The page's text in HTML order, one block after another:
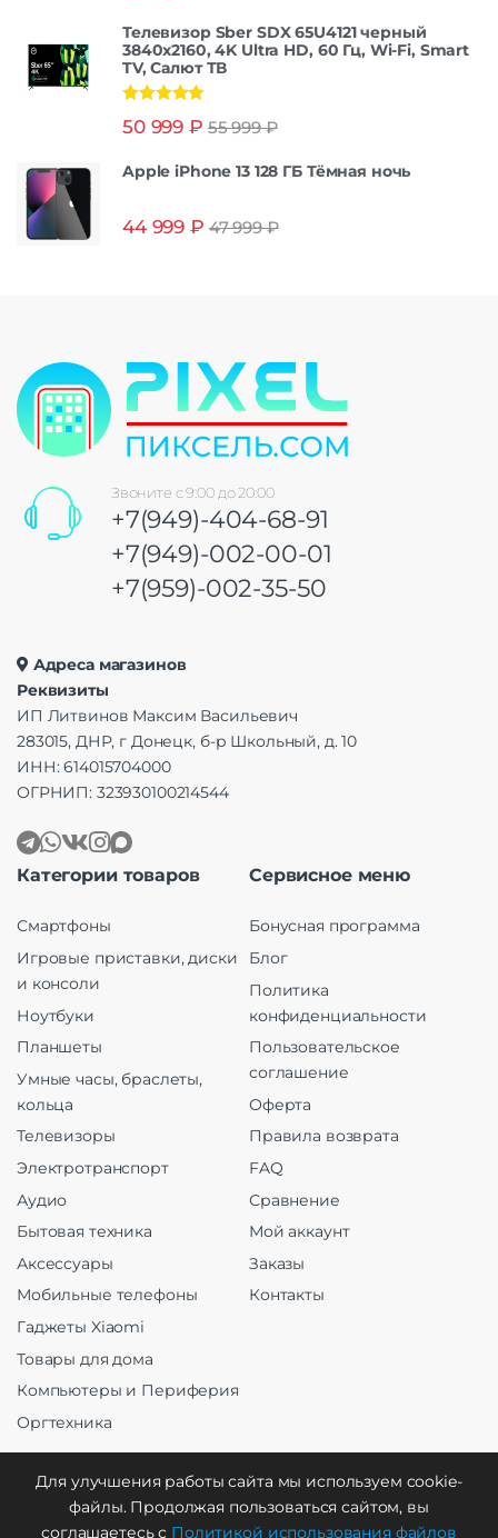
Телевизор Sber SDX 65U4121 черный
3840x2160, 4K Ultra HD, 60 Гц, Wi-Fi, Smart
TV, Салют ТВ
из 5
50 999 ₽ 55 999₽
Apple iPhone 13 128 ГБ Тёмная ночь
44 999 ₽ 47 999₽
Звоните с 9:00 до 20:00
+7(949)-404-68-91
+7(949)-002-00-01
+7(959)-002-35-50
Адреса магазинов
Реквизиты
ИП Литвинов Максим Васильевич
283015, ДНР, г Донецк, б-р Школьный, д. 10
ИНН: 614015704000
ОГРНИП: 323930100214544
Категории товаров
Смартфоны
Игровые приставки, диски
и консоли
Ноутбуки
Планшеты
Умные часы, браслеты,
кольца
Телевизоры
Электротранспорт
Аудио
Бытовая техника
Аксессуары
Мобильные телефоны
Гаджеты Xiaomi
Товары для дома
Компьютеры и Периферия
Оргтехника
Сервисное меню
Бонусная программа
Блог
Политика
конфиденциальности
Пользовательское
соглашение
Оферта
Правила возврата
FAQ
Сравнение
Мой аккаунт
Заказы
Контакты
Создание и продвижение
Для улучшения работы сайта мы используем cookie-
файлы. Продолжая пользоваться сайтом, вы
соглашаетесь с Политикой использования файлов